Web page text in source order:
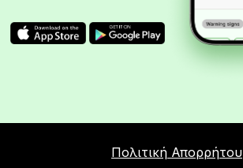
Πολιτική Απορρήτου